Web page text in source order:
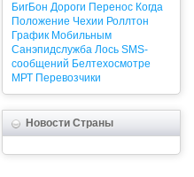
БигБон Дороги Перенос Когда
Положение Чехии Роллтон
График Мобильным
Санэпидслужба Лось SMS-
сообщений Белтехосмотре
МРТ Перевозчики
Новости Страны